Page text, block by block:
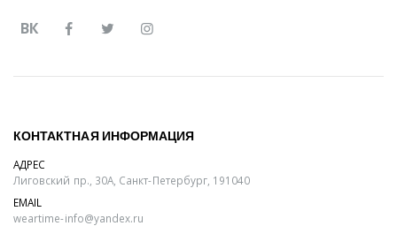
ВК
КОНТАКТНАЯ ИНФОРМАЦИЯ
АДРЕС
Лиговский пр., 30А, Санкт-Петербург, 191040
EMAIL
weartime-info@yandex.ru